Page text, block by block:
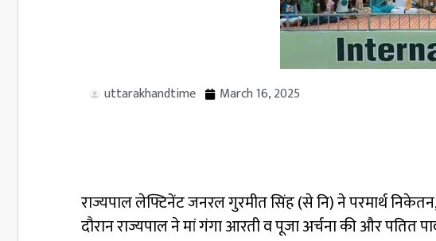
uttarakhandtime March 16, 2025
राज्यपाल लेफ्टिनेंट जनरल गुरमीत सिंह (से नि) ने परमार्थ
दौरान राज्यपाल ने मां गंगा आरती व पूजा अर्चना की और पतित